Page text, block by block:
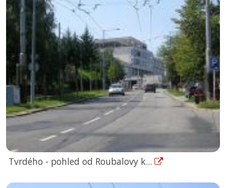
Tvrdého - pohled od Roubalovy k...